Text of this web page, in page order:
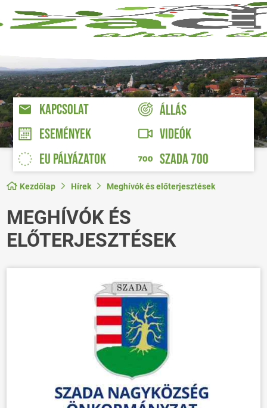
KAPCSOLAT
ÁLLÁS
ESEMÉNYEK
VIDEÓK
EU PÁLYÁZATOK
SZADA 700
Kezdőlap Hírek Meghívók és előterjesztések
MEGHÍVÓK ÉS
ELŐTERJESZTÉSEK